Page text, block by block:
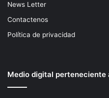
News Letter
Contactenos
Política de privacidad
Medio digital perteneciente